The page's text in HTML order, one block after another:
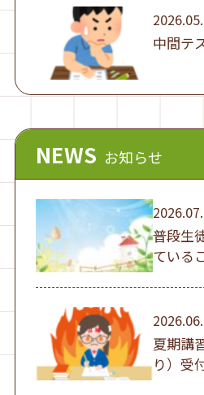
中間テ
NEWS お知らせ
普段生
ている
①）
夏期講
り）受